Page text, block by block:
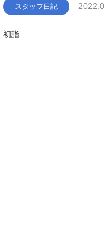
スタッフ日記
初詣